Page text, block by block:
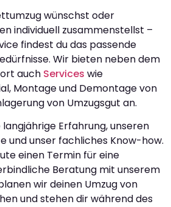
wünschst oder
individuell zusammenstellst –
findest du das passende
Wir bieten neben dem
auch Services wie
Montage und Demontage von
von Umzugsgut an.
Erfahrung, unseren
und unser fachliches Know-how.
einen Termin für eine
Beratung mit unserem
wir deinen Umzug von
und stehen dir während des